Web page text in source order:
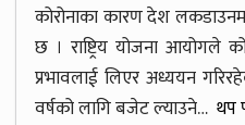
कोरोनाका कारण देश
छ । राष्ट्रिय योजना आयोगले
प्रभावलाई लिएर अध्ययन
वर्षको लागि बजेट ल्याउने… थप